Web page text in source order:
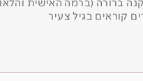
ברורה (ברמה האישית
קוראים בגיל צעיר